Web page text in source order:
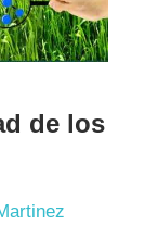
de los